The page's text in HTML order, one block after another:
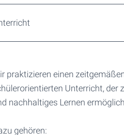
praktizieren einen
Unterricht, der
nachhaltiges Lernen
gehören: